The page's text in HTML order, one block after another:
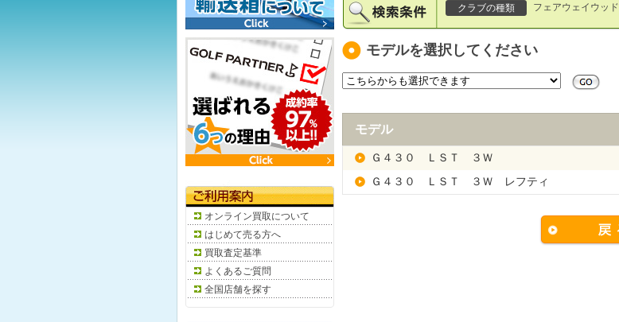
クラブの種類 フェアウェイウッド
モデルを選択してください
モデル
Ｇ４３０ ＬＳＴ ３Ｗ
Ｇ４３０ ＬＳＴ ３Ｗ レフティ
オンライン買取について
はじめて売る方へ
買取査定基準
よくあるご質問
全国店舗を探す